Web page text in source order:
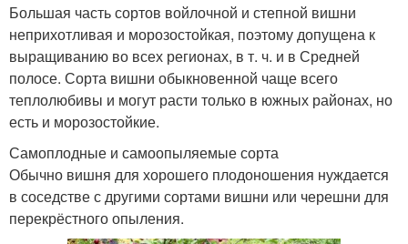
Большая часть сортов войлочной и степной вишни
неприхотливая и морозостойкая, поэтому допущена к
выращиванию во всех регионах, в т. ч. и в Средней
полосе. Сорта вишни обыкновенной чаще всего
теплолюбивы и могут расти только в южных районах, но
есть и морозостойкие.
Самоплодные и самоопыляемые сорта
Обычно вишня для хорошего плодоношения нуждается
в соседстве с другими сортами вишни или черешни для
перекрёстного опыления.